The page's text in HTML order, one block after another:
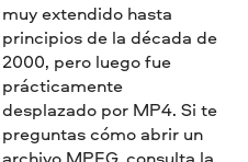
muy extendido hasta
principios de la década de
2000, pero luego fue
prácticamente
desplazado por MP4. Si te
preguntas cómo abrir un